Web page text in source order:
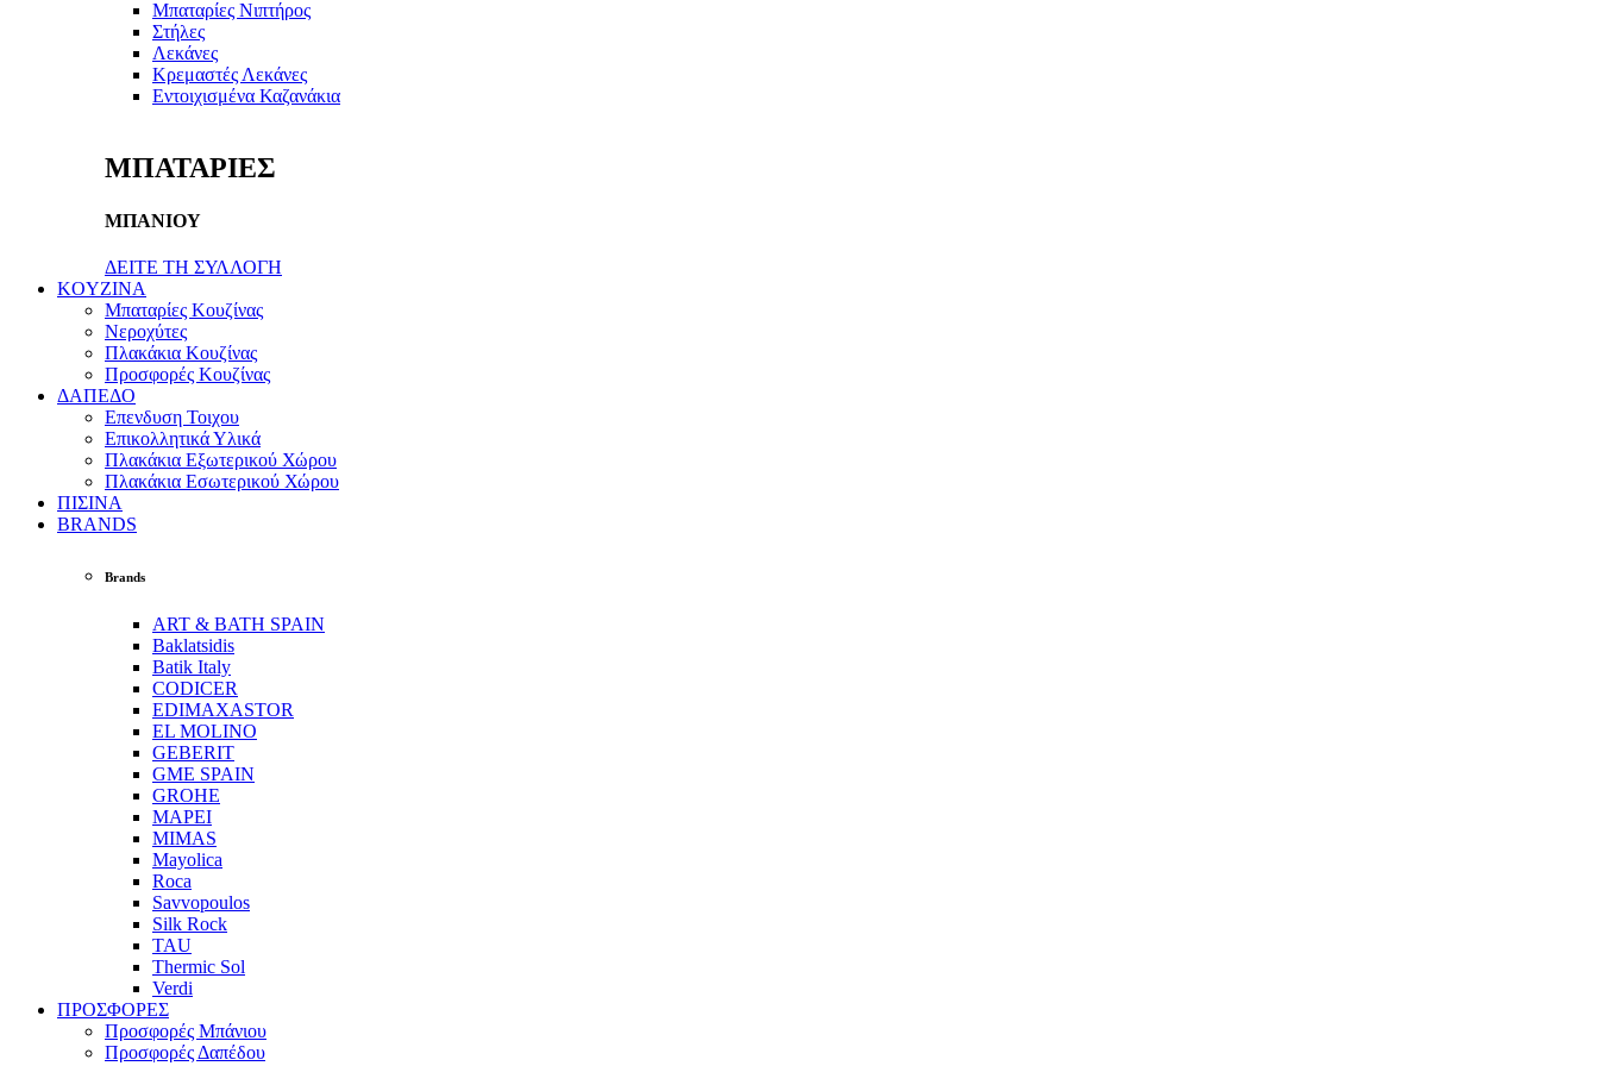
Μπαταρίες Νιπτήρος
Στήλες
Λεκάνες
Κρεμαστές Λεκάνες
Εντοιχισμένα Καζανάκια
ΜΠΑΤΑΡΙΕΣ
ΜΠΑΝΙΟΥ
ΔΕΙΤΕ ΤΗ ΣΥΛΛΟΓΗ
KOYZINA
Μπαταρίες Κουζίνας
Νεροχύτες
Πλακάκια Κουζίνας
Προσφορές Κουζίνας
ΔΑΠΕΔΟ
Επενδυση Τοιχου
Επικολλητικά Υλικά
Πλακάκια Εξωτερικού Χώρου
Πλακάκια Εσωτερικού Χώρου
ΠΙΣΙΝΑ
BRANDS
Brands
ART & BATH SPAIN
Baklatsidis
Batik Italy
CODICER
EDIMAXASTOR
EL MOLINO
GEBERIT
GME SPAIN
GROHE
MAPEI
MIMAS
Mayolica
Roca
Savvopoulos
Silk Rock
TAU
Thermic Sol
Verdi
ΠΡΟΣΦΟΡΕΣ
Προσφορές Μπάνιου
Προσφορές Δαπέδου